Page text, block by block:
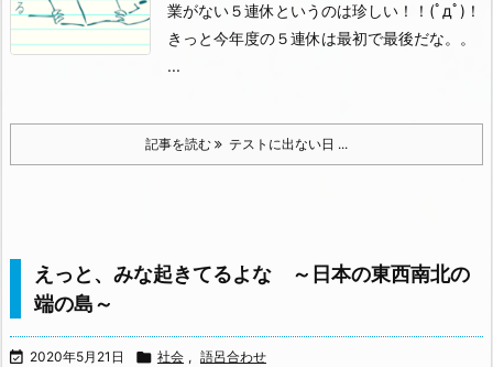
業がない５連休というのは珍しい！！(ﾟдﾟ)！
きっと今年度の５連休は最初で最後だな。。
...
記事を読む テストに出ない日 ...
えっと、みな起きてるよな ～日本の東西南北の
端の島～
 2020年5月21日  社会 , 語呂合わせ